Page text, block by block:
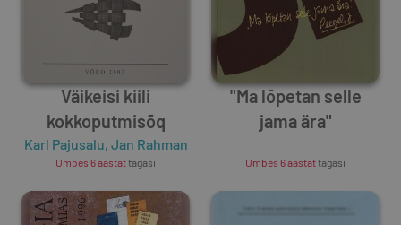
Väikeisi kiili
kokkoputmisõq
Karl Pajusalu, Jan Rahman
Umbes 6 aastattagasi
"Ma lõpetan selle
jama ära"
Umbes 6 aastattagasi